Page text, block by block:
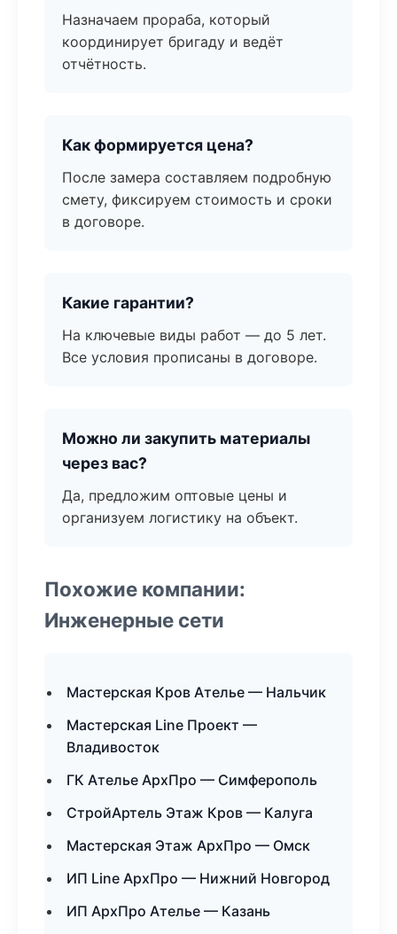
Назначаем прораба, который
координирует бригаду и ведёт
отчётность.
Как формируется цена?
После замера составляем подробную
смету, фиксируем стоимость и сроки
в договоре.
Какие гарантии?
На ключевые виды работ — до 5 лет.
Все условия прописаны в договоре.
Можно ли закупить материалы
через вас?
Да, предложим оптовые цены и
организуем логистику на объект.
Похожие компании:
Инженерные сети
Мастерская Кров Ателье — Нальчик
Мастерская Line Проект —
Владивосток
ГК Ателье АрхПро — Симферополь
СтройАртель Этаж Кров — Калуга
Мастерская Этаж АрхПро — Омск
ИП Line АрхПро — Нижний Новгород
ИП АрхПро Ателье — Казань